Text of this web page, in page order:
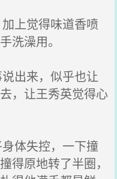
上觉得味道香喷
洗澡用。
出来，似乎也让
，让王秀英觉得心
体失控，一下撞
得原地转了半圈，